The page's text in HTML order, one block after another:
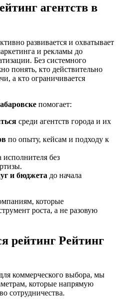
агентств в
развивается и охватывает
и рекламы до
Без системного
понять, кто действительно
а кто ограничивается
помогает:
среди агентств города и их
по опыту, кейсам и подходу к
исполнителя без
и бюджета до начала
которые
роста, а не разовую
рейтинг Рейтинг
коммерческого выбора, мы
которые напрямую
сотрудничества.